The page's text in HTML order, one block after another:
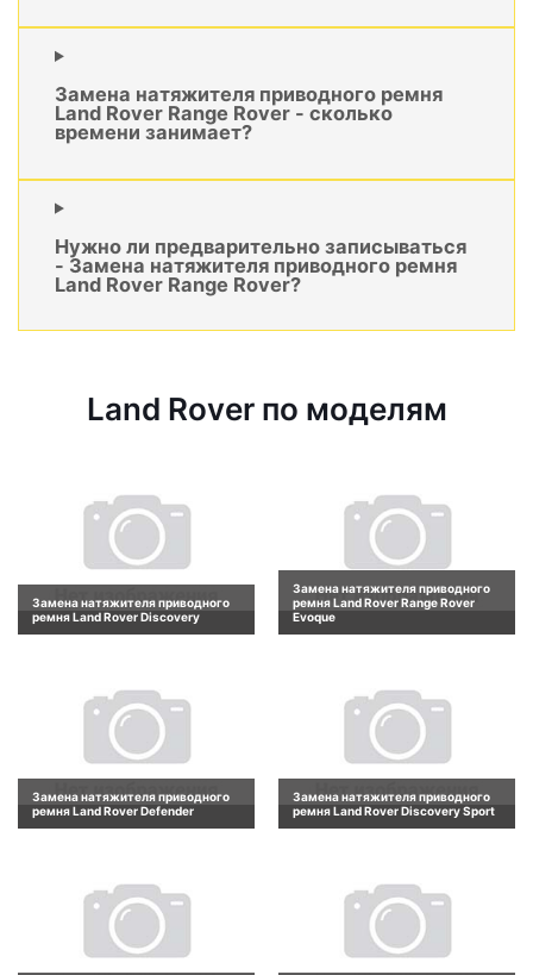
Замена натяжителя приводного ремня
Land Rover Range Rover - сколько
времени занимает?
Нужно ли предварительно записываться
- Замена натяжителя приводного ремня
Land Rover Range Rover?
Land Rover по моделям
Замена натяжителя приводного
ремня Land Rover Discovery
Замена натяжителя приводного
ремня Land Rover Range Rover
Evoque
Замена натяжителя приводного
ремня Land Rover Defender
Замена натяжителя приводного
ремня Land Rover Discovery Sport